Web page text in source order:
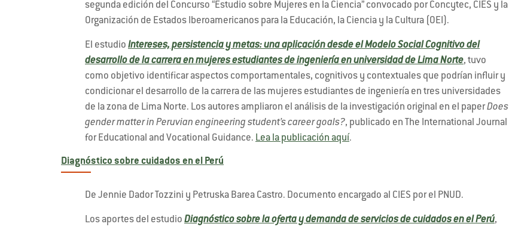
segunda edición del Concurso “Estudio sobre Mujeres en la Ciencia” convocado por Concytec, CIES y la
Organización de Estados Iberoamericanos para la Educación, la Ciencia y la Cultura (OEI).
El estudio Intereses, persistencia y metas: una aplicación desde el Modelo Social Cognitivo del
desarrollo de la carrera en mujeres estudiantes de ingeniería en universidad de Lima Norte, tuvo
como objetivo identificar aspectos comportamentales, cognitivos y contextuales que podrían influir y
condicionar el desarrollo de la carrera de las mujeres estudiantes de ingeniería en tres universidades
de la zona de Lima Norte. Los autores ampliaron el análisis de la investigación original en el paperDoes
gender matter in Peruvian engineering student’s career goals?, publicado en The International Journal
for Educational and Vocational Guidance. Lea la publicación aquí.
Diagnóstico sobre cuidados en el Perú
De Jennie Dador Tozzini y Petruska Barea Castro. Documento encargado al CIES por el PNUD.
Los aportes del estudio Diagnóstico sobre la oferta y demanda de servicios de cuidados en el Perú,